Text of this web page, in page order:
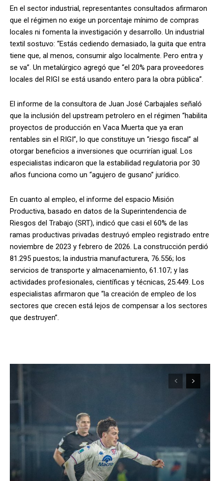
En el sector industrial, representantes consultados afirmaron
que el régimen no exige un porcentaje mínimo de compras
locales ni fomenta la investigación y desarrollo. Un industrial
textil sostuvo: “Estás cediendo demasiado, la guita que entra
tiene que, al menos, consumir algo localmente. Pero entra y
se va”. Un metalúrgico agregó que “el 20% para proveedores
locales del RIGI se está usando entero para la obra pública”.
El informe de la consultora de Juan José Carbajales señaló
que la inclusión del upstream petrolero en el régimen “habilita
proyectos de producción en Vaca Muerta que ya eran
rentables sin el RIGI”, lo que constituye un “riesgo fiscal” al
otorgar beneficios a inversiones que ocurrirían igual. Los
especialistas indicaron que la estabilidad regulatoria por 30
años funciona como un “agujero de gusano” jurídico.
En cuanto al empleo, el informe del espacio Misión
Productiva, basado en datos de la Superintendencia de
Riesgos del Trabajo (SRT), indicó que casi el 60% de las
ramas productivas privadas destruyó empleo registrado entre
noviembre de 2023 y febrero de 2026. La construcción perdió
81.295 puestos; la industria manufacturera, 76.556; los
servicios de transporte y almacenamiento, 61.107; y las
actividades profesionales, científicas y técnicas, 25.449. Los
especialistas afirmaron que “la creación de empleo de los
sectores que crecen está lejos de compensar a los sectores
que destruyen”.